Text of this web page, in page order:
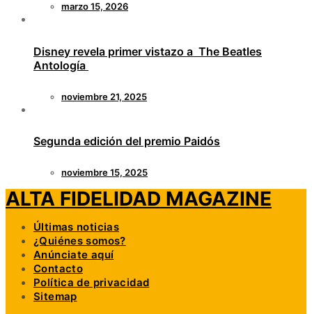
marzo 15, 2026
Disney revela primer vistazo a The Beatles
Antología
noviembre 21, 2025
Segunda edición del premio Paidós
noviembre 15, 2025
ALTA FIDELIDAD MAGAZINE
Últimas noticias
¿Quiénes somos?
Anúnciate aquí
Contacto
Política de privacidad
Sitemap